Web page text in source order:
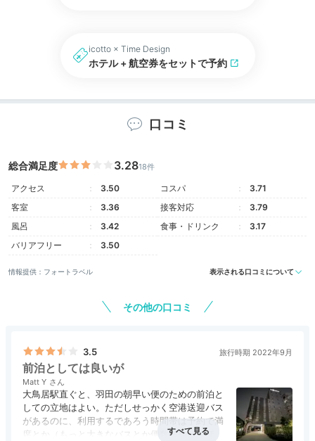
icotto × Time Design
ホテル + 航空券をセットで予約
口コミ
総合満足度 3.2818件
アクセス 3.50 コスパ
3.71
客室
3.36 接客対応
3.79
風呂
3.42 食事・ドリンク
3.17
バリアフリー
3.50
情報提供：フォートラベル 表示される口コミについて
その他の口コミ
3.5 旅行時期 2022年9月
前泊としては良いが
Matt Y
大鳥居駅直ぐと、羽田の朝早い便のための前泊と
しての立地はよい。ただしせっかく空港送迎バス
があるのに、利用するであろう時間帯は予約で満
席とか（もっと大きなバスとか便数増やしてほし